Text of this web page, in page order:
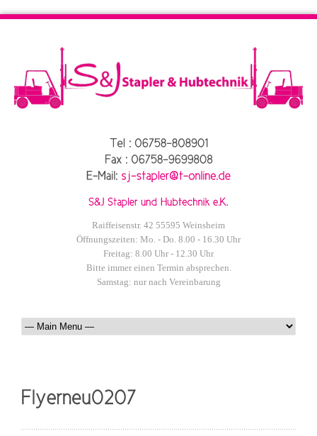
Raiffeisenstr. 42 55595 Weinsheim
Öffnungszeiten: Mo. - Do. 8.00 - 16.30 Uhr
Freitag: 8.00 Uhr - 12.30 Uhr
Bitte immer einen Termin absprechen.
Samstag: nur nach Vereinbarung